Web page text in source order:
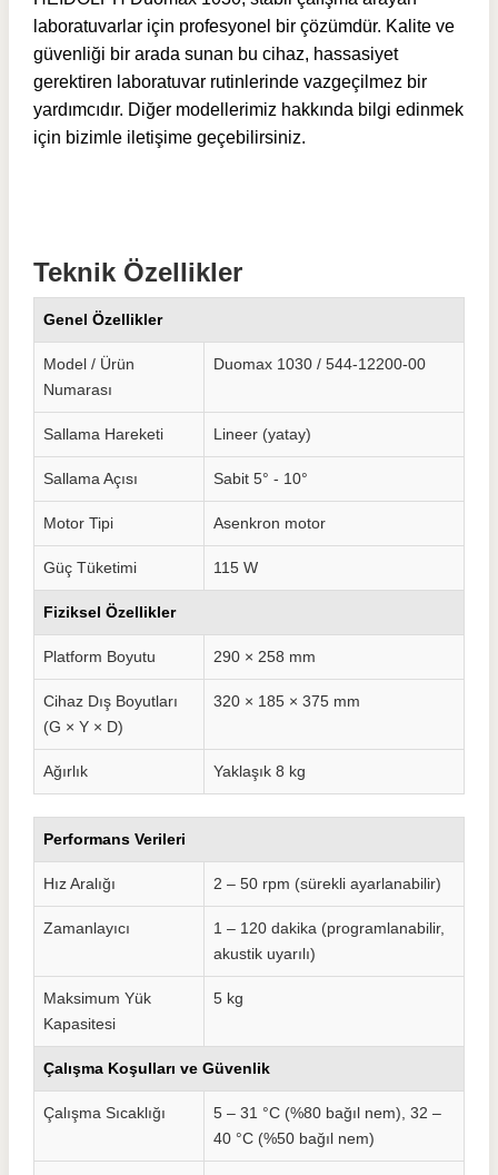
laboratuvarlar için profesyonel bir çözümdür. Kalite ve
güvenliği bir arada sunan bu cihaz, hassasiyet
gerektiren laboratuvar rutinlerinde vazgeçilmez bir
yardımcıdır. Diğer modellerimiz hakkında bilgi edinmek
için bizimle iletişime geçebilirsiniz.
Teknik Özellikler
Genel Özellikler
Model / Ürün
Numarası
Duomax 1030 / 544-12200-00
Sallama Hareketi Lineer (yatay)
Sallama Açısı Sabit 5° - 10°
Motor Tipi Asenkron motor
Güç Tüketimi 115 W
Fiziksel Özellikler
Platform Boyutu 290 × 258 mm
Cihaz Dış Boyutları
(G × Y × D)
320 × 185 × 375 mm
Ağırlık Yaklaşık 8 kg
Performans Verileri
Hız Aralığı 2 – 50 rpm (sürekli ayarlanabilir)
Zamanlayıcı
1 – 120 dakika (programlanabilir,
akustik uyarılı)
Maksimum Yük
Kapasitesi
5 kg
Çalışma Koşulları ve Güvenlik
Çalışma Sıcaklığı
5 – 31 °C (%80 bağıl nem), 32 –
40 °C (%50 bağıl nem)